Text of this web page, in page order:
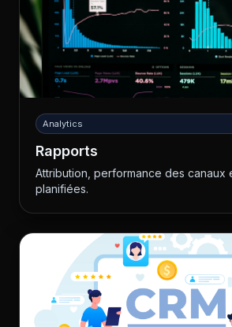
Analytics
Rapports
Attribution, performance des canaux
planifiées.